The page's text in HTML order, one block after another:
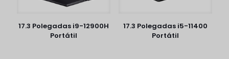
17.3 Polegadas i9-12900H
Portátil
17.3 Polegadas i5-11400
Portátil